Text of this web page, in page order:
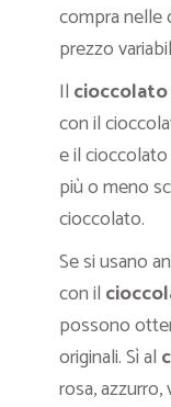
compra nelle
prezzo
Il
con il
e il
più o meno
cioccolato.
Se si usano
con il
possono
originali. Sì al
rosa, azzurro,